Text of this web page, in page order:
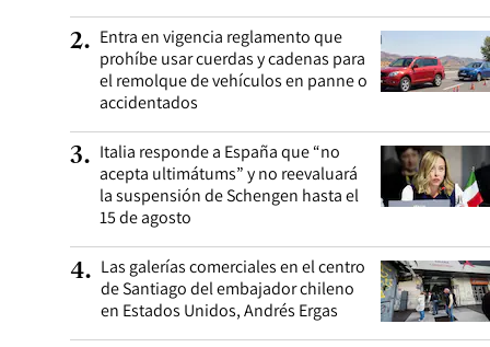
2. Entra en vigencia reglamento que
prohíbe usar cuerdas y cadenas para
el remolque de vehículos en panne o
accidentados
3. Italia responde a España que “no
acepta ultimátums” y no reevaluará
la suspensión de Schengen hasta el
15 de agosto
4. Las galerías comerciales en el centro
de Santiago del embajador chileno
en Estados Unidos, Andrés Ergas